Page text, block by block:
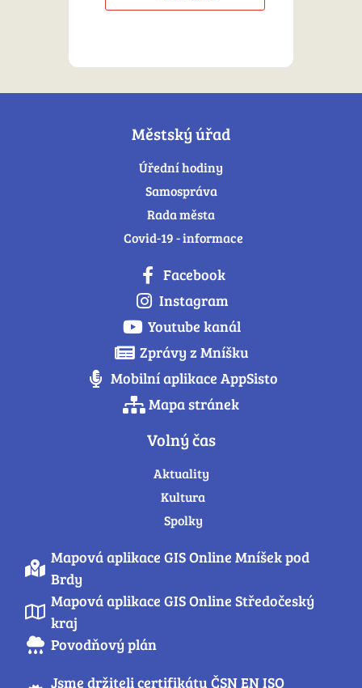
Městský úřad
Úřední hodiny
Samospráva
Rada města
Covid-19 - informace
Facebook
Instagram
Youtube kanál
Zprávy z Mníšku
Mobilní aplikace AppSisto
Mapa stránek
Volný čas
Aktuality
Kultura
Spolky
Mapová aplikace GIS Online Mníšek pod
Brdy
Mapová aplikace GIS Online Středočeský
kraj
Povodňový plán
Jsme držiteli certifikátu ČSN EN ISO